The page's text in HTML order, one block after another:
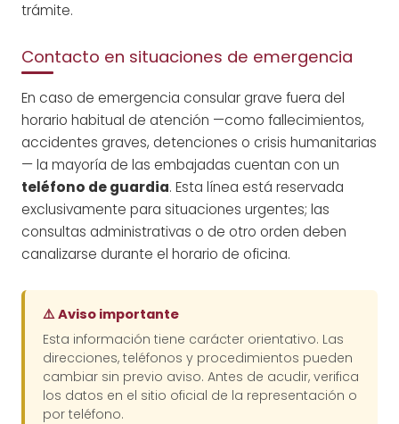
trámite.
Contacto en situaciones de emergencia
En caso de emergencia consular grave fuera del
horario habitual de atención —como fallecimientos,
accidentes graves, detenciones o crisis humanitarias
— la mayoría de las embajadas cuentan con un
teléfono de guardia. Esta línea está reservada
exclusivamente para situaciones urgentes; las
consultas administrativas o de otro orden deben
canalizarse durante el horario de oficina.
⚠️ Aviso importante
Esta información tiene carácter orientativo. Las
direcciones, teléfonos y procedimientos pueden
cambiar sin previo aviso. Antes de acudir, verifica
los datos en el sitio oficial de la representación o
por teléfono.